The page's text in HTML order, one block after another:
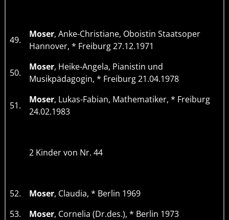
49.
Moser, Anke-Christiane, Oboistin Staatsoper
Hannover, * Freiburg 27.12.1971
50.
Moser, Heike-Angela, Pianistin und
Musikpädagogin, * Freiburg 21.04.1978
51.
Moser, Lukas-Fabian, Mathematiker, * Freiburg
24.02.1983
2 Kinder von Nr. 44
52. Moser, Claudia, * Berlin 1969
53.
Moser, Cornelia (Dr.des.), * Berlin 1973